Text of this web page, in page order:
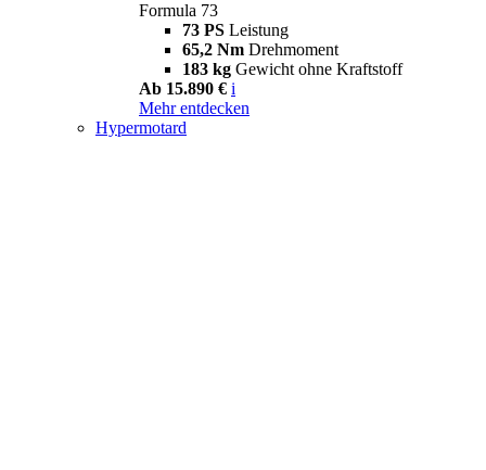
Formula 73
73 PS Leistung
65,2 Nm Drehmoment
183 kg Gewicht ohne Kraftstoff
Ab 15.890 € i
Mehr entdecken
Hypermotard